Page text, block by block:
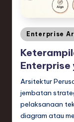
Posted
in
Enterprise
Enterprise
Arsitektur
jembatan
pelaksanaan
diagram atau